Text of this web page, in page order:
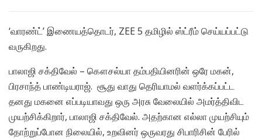
‘வாரண்ட்’ இணையத்தொடர், ​Z​EE 5 தமிழில் ஸ்ட்ரீம் செய்யப்பட்டு
வருகிறது.
பாலாஜி சக்திவேல் – கௌசல்யா தம்பதியினரின் ஒரே மகன்,
பிரசாந்த் பாண்டியராஜ். சூது வாது தெரியாமல் வளர்க்கப்பட்ட
தனது மகனை எப்படியாவது ஒரு அரசு வேலையில் அமர்த்திவிட
முயற்சிக்கிறார், பாலாஜி சக்திவேல். அதற்கான எல்லா முயற்சியும்
தோற்றுப்போன நிலையில், உறவினர் ஒருவரது சிபாரிசின் பேரில்